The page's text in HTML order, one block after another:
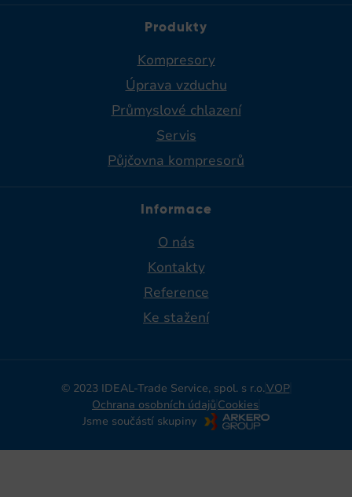
Produkty
Kompresory
Úprava vzduchu
Průmyslové chlazení
Servis
Půjčovna kompresorů
Informace
O nás
Kontakty
Reference
Ke stažení
© 2023 IDEAL-Trade Service, spol. s r.o.VOP
Ochrana osobních údajů Cookies
Jsme součástí skupiny